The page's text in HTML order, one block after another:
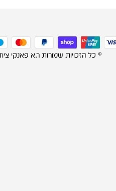
© כל הזכויות שמורות ר.א פאנקי